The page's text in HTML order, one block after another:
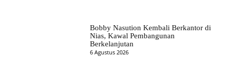
Bobby Nasution Kembali Berkantor di
Nias, Kawal Pembangunan
Berkelanjutan
6 Agustus 2026